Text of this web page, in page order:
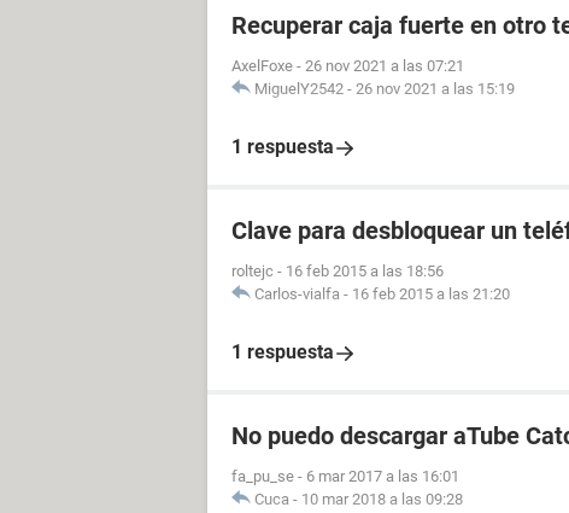
Recuperar caja fuerte en otro
AxelFoxe - 26 nov 2021 a las 07:21
MiguelY2542 - 26 nov 2021 a las 15:19
1 respuesta
Clave para desbloquear un
roltejc - 16 feb 2015 a las 18:56
Carlos-vialfa - 16 feb 2015 a las 21:20
1 respuesta
No puedo descargar aTube
fa_pu_se - 6 mar 2017 a las 16:01
Cuca - 10 mar 2018 a las 09:28